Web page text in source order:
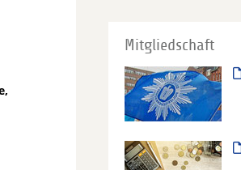
Mitgliedschaft